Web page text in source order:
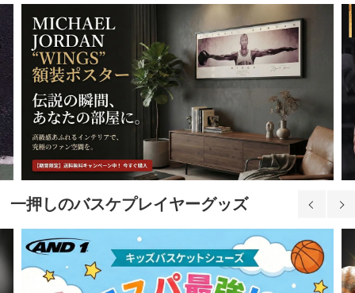
一押しのバスケプレイヤーグッズ
20,700円(税込)
32.0cm
20,700円(税込)
33.0cm
20,700円(税込)
34.0cm